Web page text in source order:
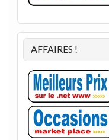
AFFAIRES !